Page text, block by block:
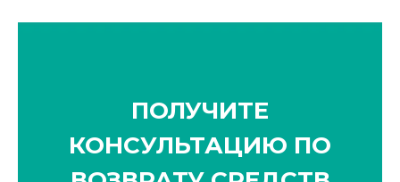
ПОЛУЧИТЕ
КОНСУЛЬТАЦИЮ ПО